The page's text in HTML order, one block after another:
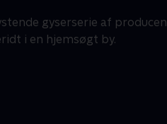
gyserserie af
i en hjemsøgt by.